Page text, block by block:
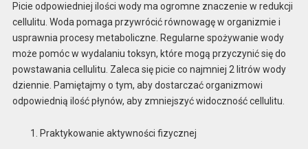
Picie odpowiedniej ilości wody ma ogromne znaczenie w redukcji
cellulitu. Woda pomaga przywrócić równowagę w organizmie i
usprawnia procesy metaboliczne. Regularne spożywanie wody
może pomóc w wydalaniu toksyn, które mogą przyczynić się do
powstawania cellulitu. Zaleca się picie co najmniej 2 litrów wody
dziennie. Pamiętajmy o tym, aby dostarczać organizmowi
odpowiednią ilość płynów, aby zmniejszyć widoczność cellulitu.
Praktykowanie aktywności fizycznej